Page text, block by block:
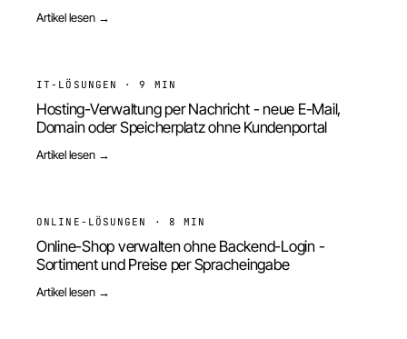
Artikel lesen →
IT-LÖSUNGEN ·9 MIN
Hosting-Verwaltung per Nachricht - neue E-Mail,
Domain oder Speicherplatz ohne Kundenportal
Artikel lesen →
ONLINE-LÖSUNGEN · 8 MIN
Online-Shop verwalten ohne Backend-Login -
Sortiment und Preise per Spracheingabe
Artikel lesen →